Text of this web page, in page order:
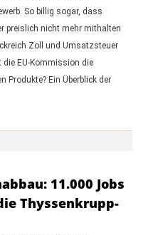
So billig sogar, dass
preislich nicht mehr mithalten
Zoll und Umsatzsteuer
EU-Kommission die
Produkte? Ein Überblick der
11.000 Jobs
Thyssenkrupp-